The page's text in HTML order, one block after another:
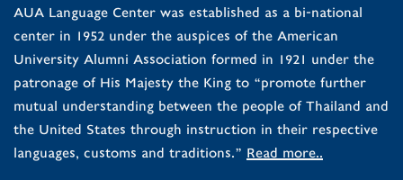
AUA Language Center was established as a bi-national
center in 1952 under the auspices of the American
University Alumni Association formed in 1921 under the
patronage of His Majesty the King to “promote further
mutual understanding between the people of Thailand and
the United States through instruction in their respective
languages, customs and traditions.” Read more..